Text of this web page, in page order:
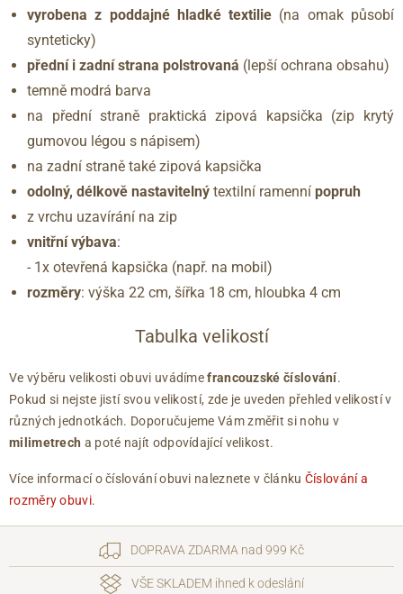
vyrobena z poddajné hladké textilie (na omak působí
synteticky)
přední i zadní strana polstrovaná (lepší ochrana obsahu)
temně modrá barva
na přední straně praktická zipová kapsička (zip krytý
gumovou légou s nápisem)
na zadní straně také zipová kapsička
odolný, délkově nastavitelný textilní ramenní popruh
z vrchu uzavírání na zip
vnitřní výbava:
- 1x otevřená kapsička (např. na mobil)
rozměry: výška 22 cm, šířka 18 cm, hloubka 4 cm
Tabulka velikostí
Ve výběru velikosti obuvi uvádímefrancouzské číslování.
Pokud si nejste jistí svou velikostí, zde je uveden přehled velikostí v
různých jednotkách. Doporučujeme Vám změřit si nohu v
milimetrech a poté najít odpovídající velikost.
Více informací o číslování obuvi naleznete v článku Číslování a
rozměry obuvi.
DOPRAVA ZDARMA nad 999 Kč
VŠE SKLADEM ihned k odeslání